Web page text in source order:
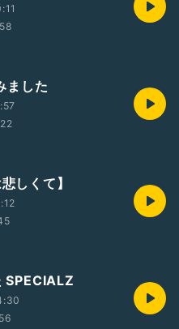
ました
しくて】
SPECIALZ